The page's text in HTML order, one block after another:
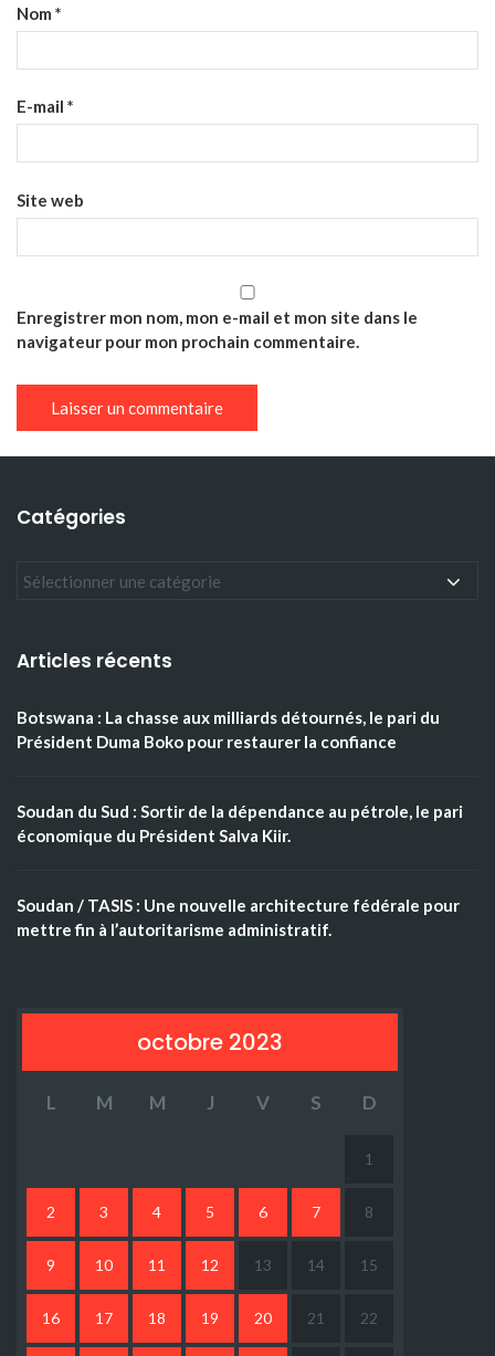
Nom *
E-mail *
Site web
Enregistrer mon nom, mon e-mail et mon site dans le
navigateur pour mon prochain commentaire.
Catégories
Articles récents
Botswana : La chasse aux milliards détournés, le pari du
Président Duma Boko pour restaurer la confiance
Soudan du Sud : Sortir de la dépendance au pétrole, le pari
économique du Président Salva Kiir.
Soudan / TASIS : Une nouvelle architecture fédérale pour
mettre fin à l’autoritarisme administratif.
octobre 2023
L M M J V S D
1
2 3 4 5 6 7 8
9 10 11 12 13 14 15
16 17 18 19 20 21 22